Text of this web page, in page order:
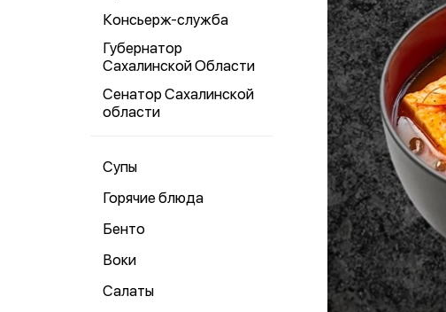
Консьерж-служба
Губернатор
Сахалинской Области
Сенатор Сахалинской
области
Супы
Горячие блюда
Бенто
Воки
Салаты